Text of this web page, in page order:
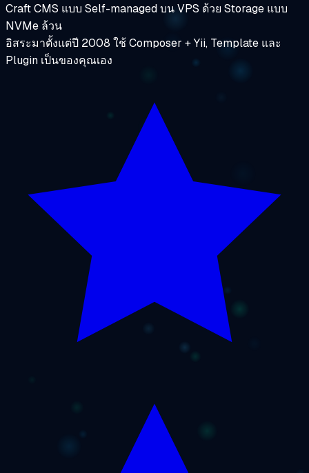
Craft CMS แบบ Self-managed บน VPS ด้วย Storage แบบ
NVMe ล้วน
อิสระมาตั้งแต่ปี 2008 ใช้ Composer + Yii, Template และ
Plugin เป็นของคุณเอง